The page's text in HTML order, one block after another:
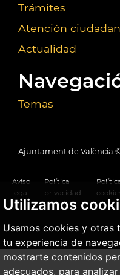
Utilizamos
Usamos cookies y otras
tu experiencia de
mostrarte contenidos
adecuados, para
Trámites
Atención
Actualidad
Temas
Ajuntament de València
Aviso
legal
Política
privacidad